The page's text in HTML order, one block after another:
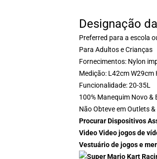
Designação
Preferred para a escola
Para Adultos e Crianças
Fornecimentos: Nylon
Medição: L42cm W29cm
Funcionalidade: 20-35L
100% Manequim Novo
Não Obteve em Outlets &
Procurar Dispositivos
Video Video jogos de
Vestuário de jogos e